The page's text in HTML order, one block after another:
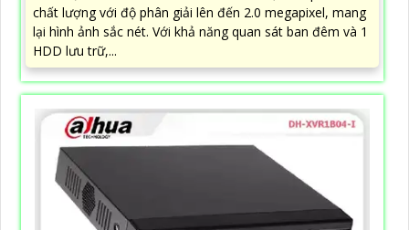
chất lượng với độ phân giải lên đến 2.0 megapixel, mang
lại hình ảnh sắc nét. Với khả năng quan sát ban đêm và 1
HDD lưu trữ,...